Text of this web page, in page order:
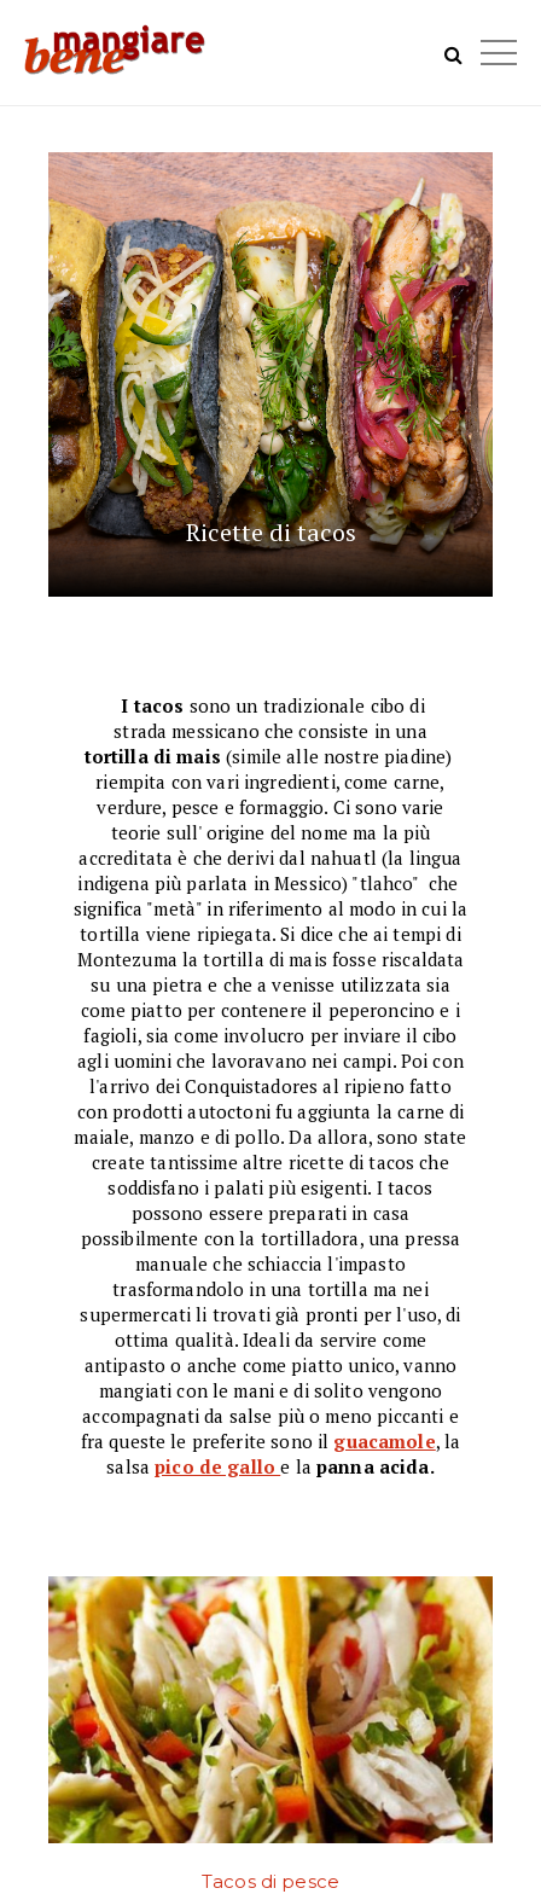
Ricette di tacos
I tacos sono un tradizionale cibo di
strada messicano che consiste in una
tortilla di mais(simile alle nostre piadine)
riempita con vari ingredienti, come carne,
verdure, pesce e formaggio. Ci sono varie
teorie sull' origine del nome ma la più
accreditata è che derivi dal nahuatl (la lingua
indigena più parlata in Messico) "tlahco" che
significa "metà" in riferimento al modo in cui la
tortilla viene ripiegata. Si dice che ai tempi di
Montezuma la tortilla di mais fosse riscaldata
su una pietra e che a venisse utilizzata sia
come piatto per contenere il peperoncino e i
fagioli, sia come involucro per inviare il cibo
agli uomini che lavoravano nei campi. Poi con
l'arrivo dei Conquistadores al ripieno fatto
con prodotti autoctoni fu aggiunta la carne di
maiale, manzo e di pollo. Da allora, sono state
create tantissime altre ricette di tacos che
soddisfano i palati più esigenti. I tacos
possono essere preparati in casa
possibilmente con la tortilladora, una pressa
manuale che schiaccia l'impasto
trasformandolo in una tortilla ma nei
supermercati li trovati già pronti per l'uso, di
ottima qualità. Ideali da servire come
antipasto o anche come piatto unico, vanno
mangiati con le mani e di solito vengono
accompagnati da salse più o meno piccanti e
fra queste le preferite sono il guacamole, la
salsapico de galloe la panna acida.
Tacos di pesce